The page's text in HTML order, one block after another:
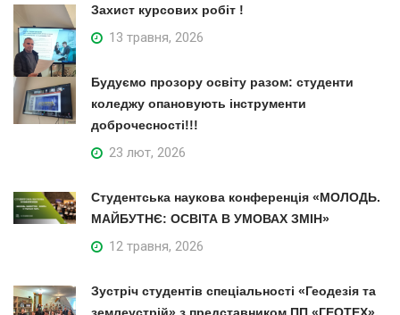
Захист курсових робіт !
13 травня, 2026
Будуємо прозору освіту разом: студенти
коледжу опановують інструменти
доброчесності!!!
23 лют, 2026
Студентська наукова конференція «МОЛОДЬ.
МАЙБУТНЄ: ОСВІТА В УМОВАХ ЗМІН»
12 травня, 2026
Зустріч студентів спеціальності «Геодезія та